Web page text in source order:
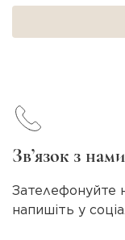
Зв’язок з нами
Зателефонуйте
напишіть у